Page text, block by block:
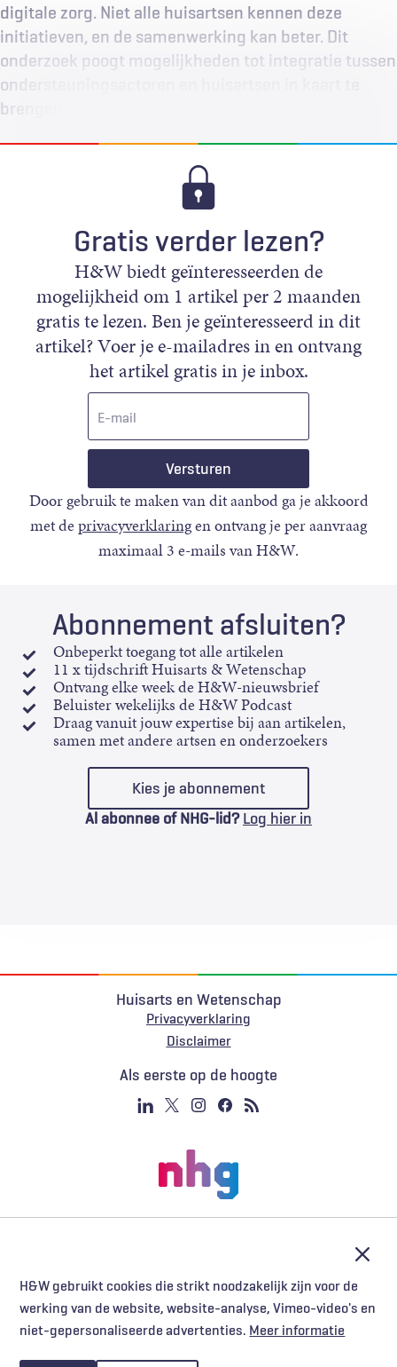
H&W gebruikt cookies die strikt noodzakelijk zijn voor de
werking van de website, website-analyse, Vimeo-video's en
niet-gepersonaliseerde advertenties. Meer informatie
digitale zorg. Niet alle huisartsen kennen deze
initiatieven, en de samenwerking kan beter. Dit
onderzoek poogt mogelijkheden tot integratie tussen
ondersteuningsactoren en huisartsen in kaart te
brengen.
Gratis verder lezen?
H&W biedt geïnteresseerden de
mogelijkheid om 1 artikel per 2 maanden
gratis te lezen. Ben je geïnteresseerd in dit
artikel? Voer je e-mailadres in en ontvang
het artikel gratis in je inbox.
Door gebruik te maken van dit aanbod ga je akkoord
met deprivacyverklaringen ontvang je per aanvraag
maximaal 3 e-mails van H&W.
Abonnement afsluiten?
Onbeperkt toegang tot alle artikelen
11 x tijdschrift Huisarts & Wetenschap
Ontvang elke week de H&W-nieuwsbrief
Beluister wekelijks de H&W Podcast
Draag vanuit jouw expertise bij aan artikelen,
samen met andere artsen en onderzoekers
Kies je abonnement
Al abonnee of NHG-lid? Log hier in
Huisarts en Wetenschap
Privacyverklaring
Voet
Disclaimer
Als eerste op de hoogte